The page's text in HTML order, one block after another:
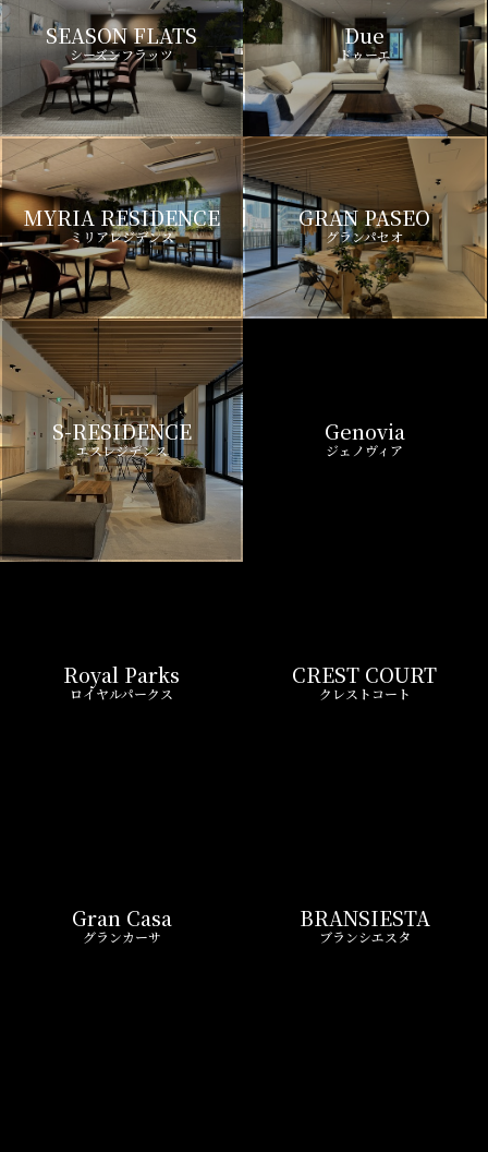
SEASON FLATS
シーズンフラッツ
Due
ドゥーエ
MYRIA RESIDENCE
ミリアレジデンス
GRAN PASEO
グランパセオ
S-RESIDENCE
エスレジデンス ジェノヴィア
ASYL COURT FRONTIER RESIDENCE